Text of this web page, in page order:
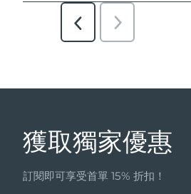
獲取獨家優惠
訂閱即可享受首單 15% 折扣！